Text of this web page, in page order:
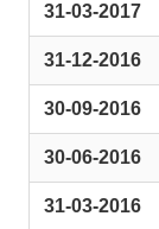
31-03-2017
31-12-2016
30-09-2016
30-06-2016
31-03-2016